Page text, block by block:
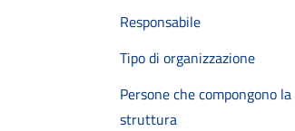
Responsabile
Tipo di organizzazione
Persone che compongono la
struttura